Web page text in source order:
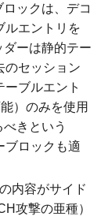
ックは、デコ
ルエントリを
ーは静的テー
のセッション
ブルエント
）のみを使用
きという
ブロックも適
内容がサイド
攻撃の亜種）